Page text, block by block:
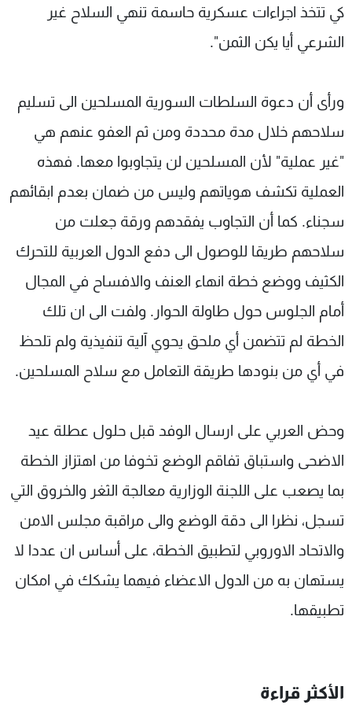
كي تتخذ اجراءات عسكرية حاسمة تنهي السلاح غير
الشرعي أيا يكن الثمن".
ورأى أن دعوة السلطات السورية المسلحين الى تسليم
سلاحهم خلال مدة محددة ومن ثم العفو عنهم هي
"غير عملية" لأن المسلحين لن يتجاوبوا معها. فهذه
العملية تكشف هوياتهم وليس من ضمان بعدم ابقائهم
سجناء. كما أن التجاوب يفقدهم ورقة جعلت من
سلاحهم طريقا للوصول الى دفع الدول العربية للتحرك
الكثيف ووضع خطة انهاء العنف والافساح في المجال
أمام الجلوس حول طاولة الحوار. ولفت الى ان تلك
الخطة لم تتضمن أي ملحق يحوي آلية تنفيذية ولم تلحظ
في أي من بنودها طريقة التعامل مع سلاح المسلحين.
وحض العربي على ارسال الوفد قبل حلول عطلة عيد
الاضحى واستباق تفاقم الوضع تخوفا من اهتزاز الخطة
بما يصعب على اللجنة الوزارية معالجة الثغر والخروق التي
تسجل، نظرا الى دقة الوضع والى مراقبة مجلس الامن
والاتحاد الاوروبي لتطبيق الخطة، على أساس ان عددا لا
يستهان به من الدول الاعضاء فيهما يشكك في امكان
تطبيقها.
الأكثر قراءة